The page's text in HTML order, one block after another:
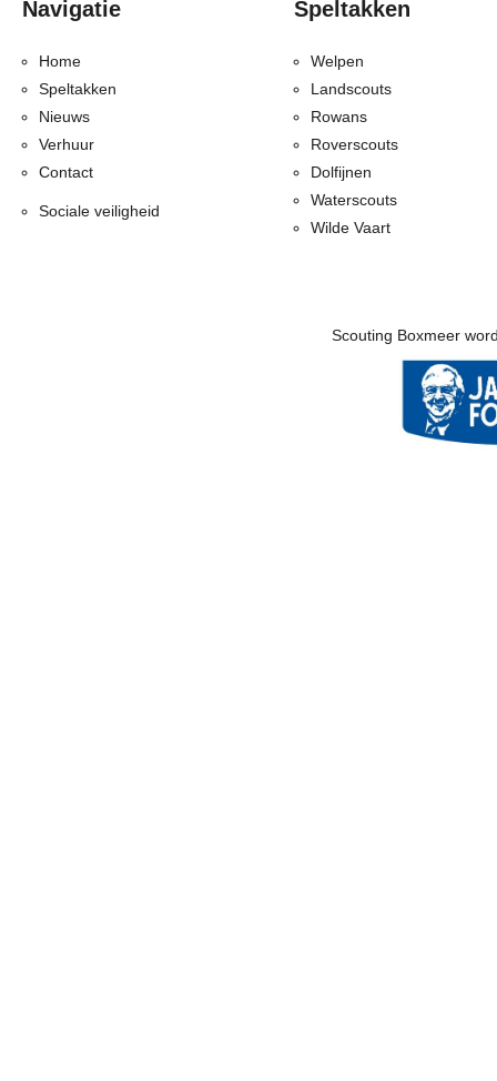
Navigatie
Home
Speltakken
Nieuws
Verhuur
Contact
Sociale veiligheid
Speltakken
Welpen
Landscouts
Rowans
Roverscouts
Dolfijnen
Waterscouts
Wilde Vaart
Scouting Boxmeer